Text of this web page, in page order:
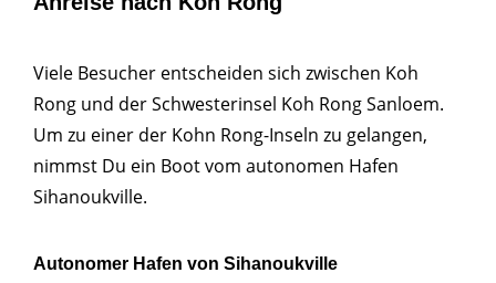
Viele Besucher entscheiden sich zwischen Koh
Rong und der Schwesterinsel Koh Rong Sanloem.
Um zu einer der Kohn Rong-Inseln zu gelangen,
nimmst Du ein Boot vom autonomen Hafen
Sihanoukville.
Autonomer Hafen von Sihanoukville